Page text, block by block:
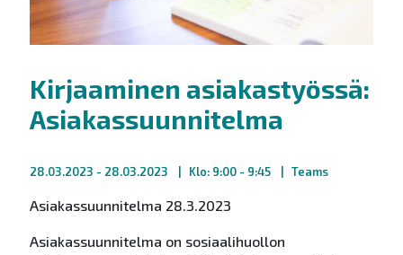
Kirjaaminen asiakastyössä:
Asiakassuunnitelma
28.03.2023 - 28.03.2023 Klo: 9:00 - 9:45 Teams
Asiakassuunnitelma 28.3.2023
Asiakassuunnitelma on sosiaalihuollon